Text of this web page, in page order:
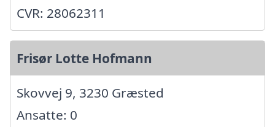
CVR: 28062311
Frisør Lotte Hofmann
Skovvej 9, 3230 Græsted
Ansatte: 0